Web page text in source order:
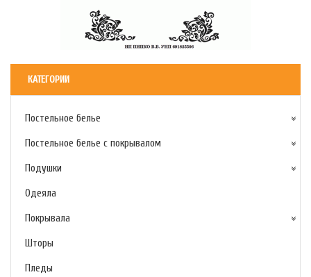
КАТЕГОРИИ
Постельное белье
Постельное белье с покрывалом
Подушки
Одеяла
Покрывала
Шторы
Пледы